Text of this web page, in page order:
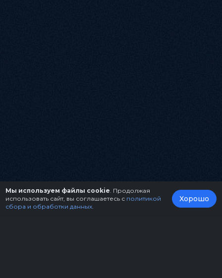
Мы используем файлы cookie . Продолжая
использовать сайт, вы соглашаетесь с политикой
сбора и обработки данных
Хорошо